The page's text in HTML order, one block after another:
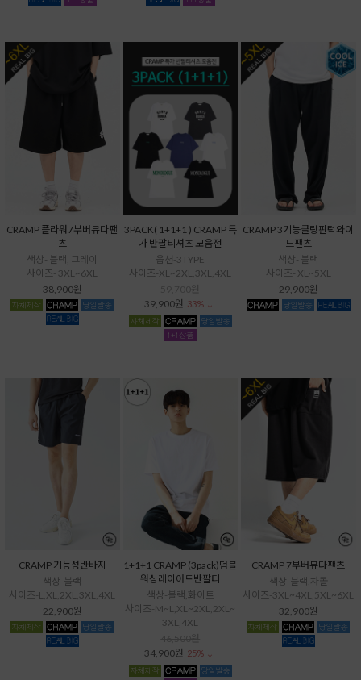
CRAMP 플라워7부버뮤다팬
츠
색상- 블랙, 그레이
사이즈- 3XL~6XL
38,900원
3PACK( 1+1+1 ) CRAMP 특
가 반팔티셔츠 모음전
옵션-3TYPE
사이즈-XL~2XL,3XL,4XL
39,900원 33% ↓
CRAMP 3기능쿨링핀턱와이
드팬츠
색상- 블랙
사이즈- XL~5XL
29,900원
CRAMP 기능성반바지
색상-블랙
사이즈-L,XL,2XL,3XL,4XL
22,900원
1+1+1 CRAMP (3pack)덤블
워싱레이어드반팔티
색상-블랙,화이트
사이즈-M~L,XL~2XL,2XL~
3XL,4XL
34,900원 25% ↓
CRAMP 7부버뮤다팬츠
색상-블랙,차콜
사이즈-3XL~4XL,5XL~6XL
32,900원